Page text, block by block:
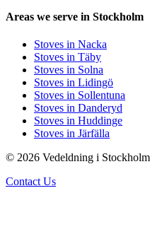
Areas we serve in Stockholm
Stoves in Nacka
Stoves in Täby
Stoves in Solna
Stoves in Lidingö
Stoves in Sollentuna
Stoves in Danderyd
Stoves in Huddinge
Stoves in Järfälla
© 2026 Vedeldning i
Contact Us